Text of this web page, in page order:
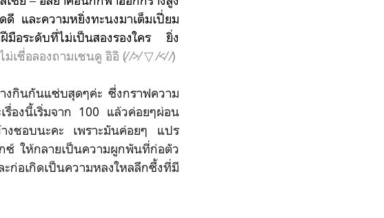
ดี และความหยิ่งทะนงมาเต็มเปี่ยม
มือระดับที่ไม่เป็นสองรองใคร ยิ่ง
เชื่อลองถามเชนดู อิอิ (⁄ ⁄>⁄ ▽ ⁄<⁄ ⁄)
นกันแซ่บสุดๆค่ะ ซึ่งกราฟความ
รื่องนี้เริ่มจาก 100 แล้วค่อยๆผ่อน
งชอบนะคะ เพราะมันค่อยๆ แปร
ซ์ ให้กลายเป็นความผูกพันที่ก่อตัว
อเกิดเป็นความหลงใหลลึกซึ้งที่มี